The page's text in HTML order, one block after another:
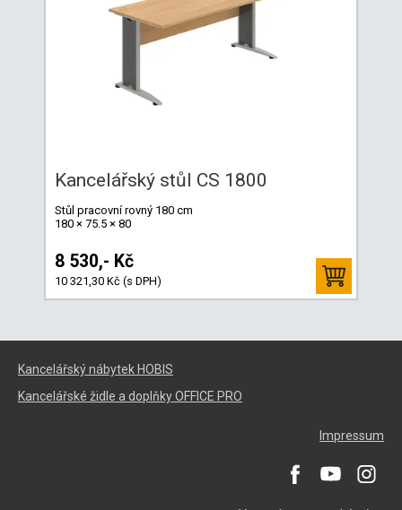
Kancelářský stůl CS 1800
Stůl pracovní rovný 180 cm
180 × 75.5 × 80
8 530,- Kč
10 321,30 Kč (s DPH)
Kancelářský nábytek HOBIS
Kancelářské židle a doplňky OFFICE PRO
Impressum